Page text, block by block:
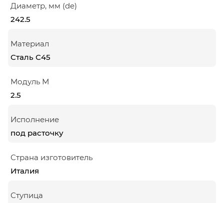
Диаметр, мм (de)
242.5
Материал
Сталь С45
Модуль М
2.5
Исполнение
под расточку
Страна изготовитель
Италия
Ступица